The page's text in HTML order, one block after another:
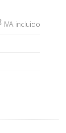
IVA incluido